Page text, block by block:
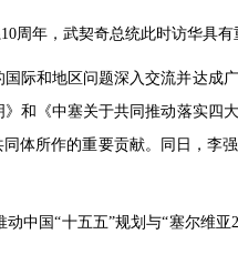
周年，武契奇总统此时访华具有
际和地区问题深入交流并达成
和《中塞关于共同推动落实四
体所作的重要贡献。同日，李
国“十五五”规划与“塞尔维亚